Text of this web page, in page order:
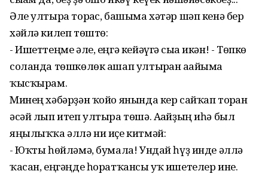
Әле ултыра торғас, башыма хәтәр шәп кенә бер
хәйлә килеп төштө:
- Ишеттеңме әле, еңгә кейәүгә сыға икән! - Төпкө
соланда төшкөлөк ашап ултырған ағайыма
ҡысҡырам.
Минең хәбәрҙән ҡойо янында кер сайҡап торған
әсәй лып итеп ултыра төшә. Ағайҙың иһә был
яңылыҡҡа әллә ни иҫе китмәй:
- Юҡты һөйләмә, бумала! Ундай һүҙ инде әллә
ҡасан, еңгәңде һоратҡансы уҡ ишетелер ине.